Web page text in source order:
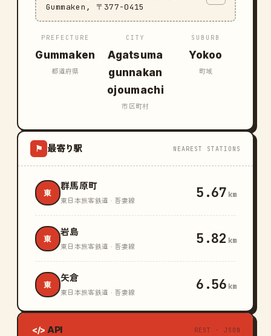
Gummaken, 〒377-0415
PREFECTURE
Gummaken
都道府県
CITY
Agatsuma
gunnakan
ojoumachi
市区町村
SUBURB
Yokoo
町域
⚑ 最寄り駅 NEAREST STATIONS
東
群馬原町
東日本旅客鉄道 · 吾妻線 5.67 km
東
岩島
東日本旅客鉄道 · 吾妻線 5.82 km
東
矢倉
東日本旅客鉄道 · 吾妻線 6.56 km
</> API REST · JSON